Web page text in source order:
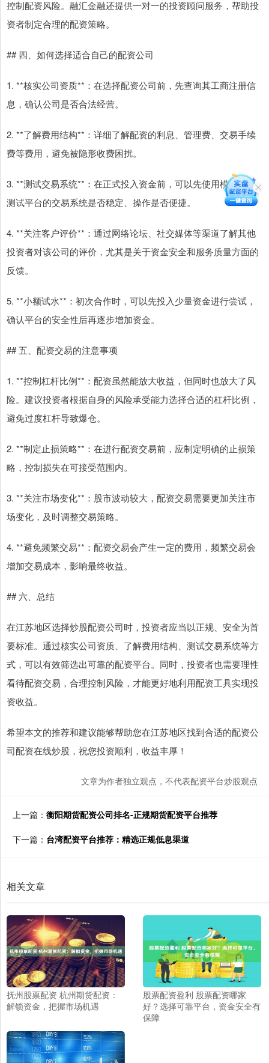
控制配资风险。融汇金融还提供一对一的投资顾问服务，帮助投
资者制定合理的配资策略。
## 四、如何选择适合自己的配资公司
1. **核实公司资质**：在选择配资公司前，先查询其工商注册信
息，确认公司是否合法经营。
2. **了解费用结构**：详细了解配资的利息、管理费、交易手续
费等费用，避免被隐形收费困扰。
3. **测试交易系统**：在正式投入资金前，可以先使用模拟账户
测试平台的交易系统是否稳定、操作是否便捷。
4. **关注客户评价**：通过网络论坛、社交媒体等渠道了解其他
投资者对该公司的评价，尤其是关于资金安全和服务质量方面的
反馈。
5. **小额试水**：初次合作时，可以先投入少量资金进行尝试，
确认平台的安全性后再逐步增加资金。
## 五、配资交易的注意事项
1. **控制杠杆比例**：配资虽然能放大收益，但同时也放大了风
险。建议投资者根据自身的风险承受能力选择合适的杠杆比例，
避免过度杠杆导致爆仓。
2. **制定止损策略**：在进行配资交易前，应制定明确的止损策
略，控制损失在可接受范围内。
3. **关注市场变化**：股市波动较大，配资交易需要更加关注市
场变化，及时调整交易策略。
4. **避免频繁交易**：配资交易会产生一定的费用，频繁交易会
增加交易成本，影响最终收益。
## 六、总结
在江苏地区选择炒股配资公司时，投资者应当以正规、安全为首
要标准。通过核实公司资质、了解费用结构、测试交易系统等方
式，可以有效筛选出可靠的配资平台。同时，投资者也需要理性
看待配资交易，合理控制风险，才能更好地利用配资工具实现投
资收益。
希望本文的推荐和建议能够帮助您在江苏地区找到合适的配资公
司配资在线炒股，祝您投资顺利，收益丰厚！
文章为作者独立观点，不代表配资平台炒股观点
上一篇： 衡阳期货配资公司排名-正规期货配资平台推荐
下一篇： 台湾配资平台推荐：精选正规低息渠道
相关文章
抚州股票配资 杭州期货配资：
解锁资金，把握市场机遇
股票配资盈利 股票配资哪家
好？选择可靠平台，资金安全有
保障